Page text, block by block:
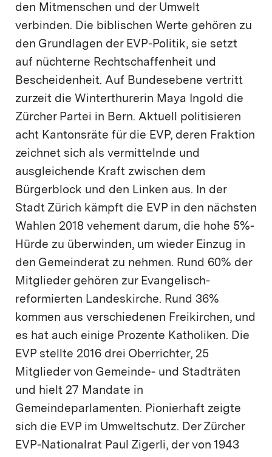
den Mitmenschen und der Umwelt
verbinden. Die biblischen Werte gehören zu
den Grundlagen der EVP-Politik, sie setzt
auf nüchterne Rechtschaffenheit und
Bescheidenheit. Auf Bundesebene vertritt
zurzeit die Winterthurerin Maya Ingold die
Zürcher Partei in Bern. Aktuell politisieren
acht Kantonsräte für die EVP, deren Fraktion
zeichnet sich als vermittelnde und
ausgleichende Kraft zwischen dem
Bürgerblock und den Linken aus. In der
Stadt Zürich kämpft die EVP in den nächsten
Wahlen 2018 vehement darum, die hohe 5%-
Hürde zu überwinden, um wieder Einzug in
den Gemeinderat zu nehmen. Rund 60% der
Mitglieder gehören zur Evangelisch-
reformierten Landeskirche. Rund 36%
kommen aus verschiedenen Freikirchen, und
es hat auch einige Prozente Katholiken. Die
EVP stellte 2016 drei Oberrichter, 25
Mitglieder von Gemeinde- und Stadträten
und hielt 27 Mandate in
Gemeindeparlamenten. Pionierhaft zeigte
sich die EVP im Umweltschutz. Der Zürcher
EVP-Nationalrat Paul Zigerli, der von 1943